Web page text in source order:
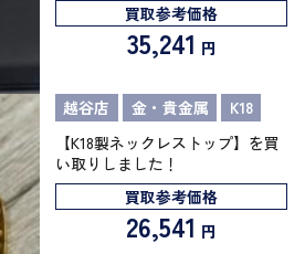
買取参考価格
35,241 円
越谷店 金・貴金属
K18
【K18製ネックレストップ】を買
い取りしました！
買取参考価格
26,541 円